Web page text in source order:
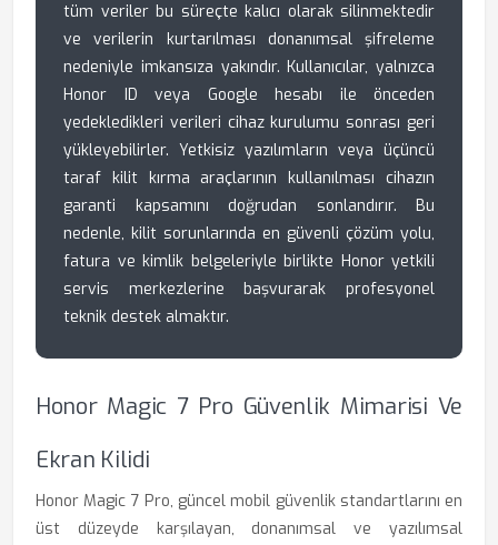
tüm veriler bu süreçte kalıcı olarak silinmektedir
ve verilerin kurtarılması donanımsal şifreleme
nedeniyle imkansıza yakındır. Kullanıcılar, yalnızca
Honor ID veya Google hesabı ile önceden
yedekledikleri verileri cihaz kurulumu sonrası geri
yükleyebilirler. Yetkisiz yazılımların veya üçüncü
taraf kilit kırma araçlarının kullanılması cihazın
garanti kapsamını doğrudan sonlandırır. Bu
nedenle, kilit sorunlarında en güvenli çözüm yolu,
fatura ve kimlik belgeleriyle birlikte Honor yetkili
servis merkezlerine başvurarak profesyonel
teknik destek almaktır.
Honor Magic 7 Pro Güvenlik Mimarisi Ve
Ekran Kilidi
Honor Magic 7 Pro, güncel mobil güvenlik standartlarını en
üst düzeyde karşılayan, donanımsal ve yazılımsal